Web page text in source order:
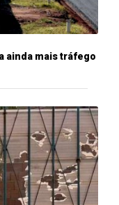
ainda mais tráfego